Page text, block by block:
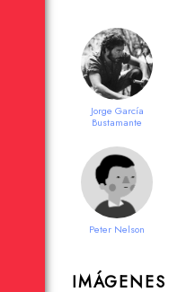
Jorge García
Bustamante
Peter Nelson
IMÁGENES